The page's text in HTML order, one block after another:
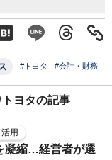
#トヨタ #会計・財務
トヨタの記事
用
凝縮…経営者が選